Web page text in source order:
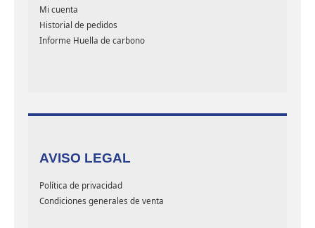
Mi cuenta
Historial de pedidos
Informe Huella de carbono
AVISO LEGAL
Política de privacidad
Condiciones generales de venta